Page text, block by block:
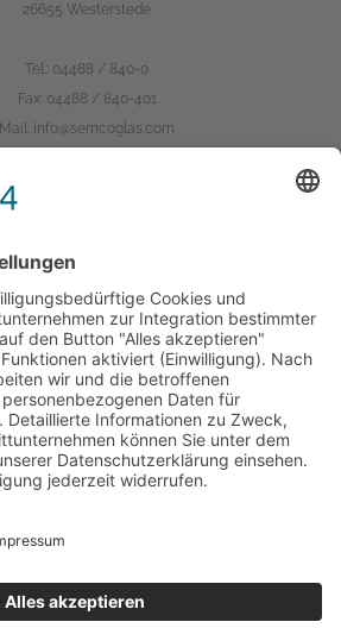
26655 Westerstede
Tel.: 04488 / 840-0
Fax: 04488 / 840-401
Mail: info@semcoglas.com
scanglas.dk
hoffmannglas.de
Karriere bei Semco
Karriere
Ausbildung
Jobs
Impressum
Datenschutz
AGB